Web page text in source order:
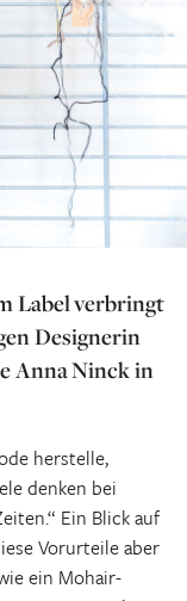
Label verbringt
Designerin
AnnaNinck in
herstelle,
denken bei
Ein Blick auf
Vorurteile aber
ein Mohair-